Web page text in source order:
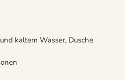
kaltem Wasser, Dusche